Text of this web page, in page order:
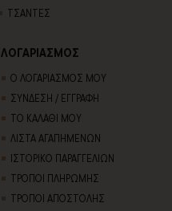
ΤΣΑΝΤΕΣ
ΛΟΓΑΡΙΑΣΜΟΣ
Ο ΛΟΓΑΡΙΑΣΜΟΣ ΜΟΥ
ΣΥΝΔΕΣΗ / ΕΓΓΡΑΦΗ
ΤΟ ΚΑΛΑΘΙ ΜΟΥ
ΛΙΣΤΑ ΑΓΑΠΗΜΕΝΩΝ
ΙΣΤΟΡΙΚΟ ΠΑΡΑΓΓΕΛΙΩΝ
ΤΡΟΠΟΙ ΠΛΗΡΩΜΗΣ
ΤΡΟΠΟΙ ΑΠΟΣΤΟΛΗΣ